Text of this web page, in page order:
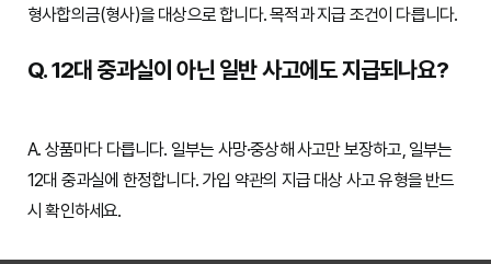
형사합의금(형사)을 대상으로 합니다. 목적과 지급 조건이 다릅니다.
Q. 12대 중과실이 아닌 일반 사고에도 지급되나요?
A. 상품마다 다릅니다. 일부는 사망·중상해 사고만 보장하고, 일부는
12대 중과실에 한정합니다. 가입 약관의 지급 대상 사고 유형을 반드
시 확인하세요.